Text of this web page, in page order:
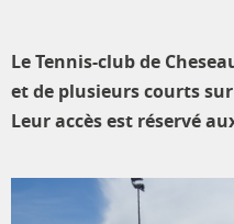
Le Tennis-club de
et de plusieurs courts
Leur accès est réservé